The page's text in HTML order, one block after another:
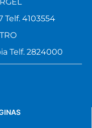
Telf. 4103554
Telf. 2824000